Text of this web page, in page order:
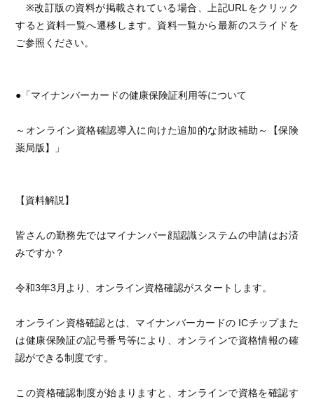
※改訂版の資料が掲載されている場合、上記URLをクリック
すると資料一覧へ遷移します。資料一覧から最新のスライドを
ご参照ください。
●「マイナンバーカードの健康保険証利用等について
～オンライン資格確認導入に向けた追加的な財政補助～【保険
薬局版】」
【資料解説】
皆さんの勤務先ではマイナンバー顔認識システムの申請はお済
みですか？
令和3年3月より、オンライン資格確認がスタートします。
オンライン資格確認とは、マイナンバーカードの ICチップまた
は健康保険証の記号番号等により、オンラインで資格情報の確
認ができる制度です。
この資格確認制度が始まりますと、オンラインで資格を確認す